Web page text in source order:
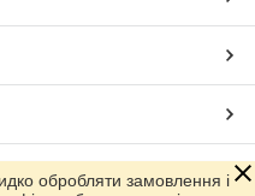
Prom.ua
обробляти замовлення і